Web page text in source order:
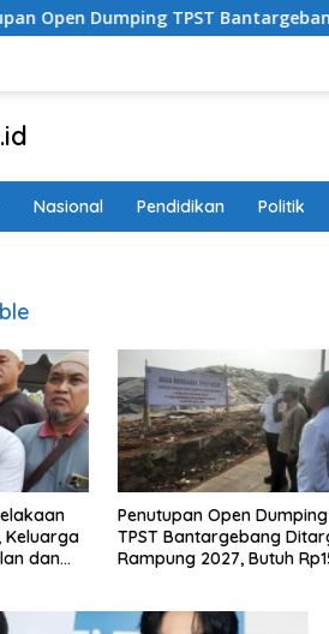
TPST Bantargebang Ditarget
Nasional Pendidikan Politik
Keluarga
dan
Penutupan Open Dumping
TPST Bantargebang
Rampung 2027, Butuh